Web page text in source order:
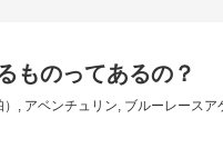
ものってあるの？
, アベンチュリン, ブルーレースア